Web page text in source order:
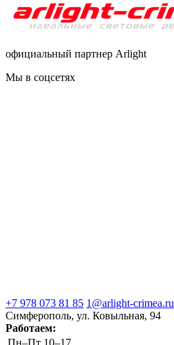
официальный партнер Arlight
Мы в соцсетях
+7 978 073 81 85 1@arlight-crimea.ru
Симферополь, ул. Ковыльная, 94
Работаем: